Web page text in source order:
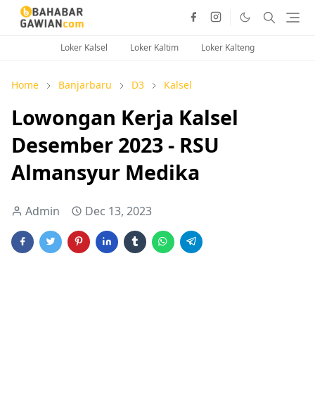
Loker Kalsel Loker Kaltim Loker Kalteng
Home Banjarbaru D3 Kalsel
Lowongan Kerja Kalsel
Desember 2023 - RSU
Almansyur Medika
Admin Dec 13, 2023